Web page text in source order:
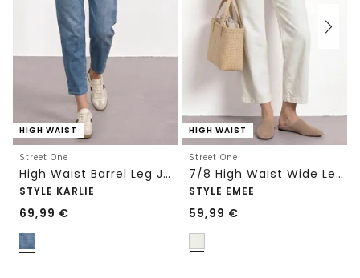
HIGH WAIST
Street One
High Waist Barrel Leg Jeans im Loose Fit
STYLE KARLIE
69,99 €
HIGH WAIST
Street One
7/8 High Waist Wide Leg Jeans im Loose Fit
STYLE EMEE
59,99 €